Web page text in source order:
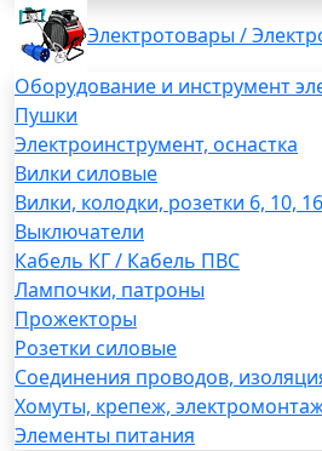
Электротовары /
Оборудование и инструмент
Пушки
Электроинструмент, оснастка
Вилки силовые
Вилки, колодки, розетки 6, 10,
Выключатели
Кабель КГ / Кабель ПВС
Лампочки, патроны
Прожекторы
Розетки силовые
Соединения проводов,
Хомуты, крепеж,
Элементы питания